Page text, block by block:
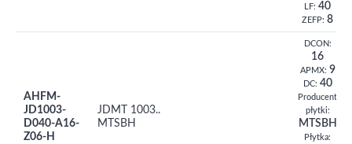
LF: 40
ZEFP: 8
AHFM-
JD1003-
D040-A16-
Z06-H
JDMT 1003..
MTSBH
DCON:
16
APMX: 9
DC: 40
Producent
płytki:
MTSBH
Płytka: